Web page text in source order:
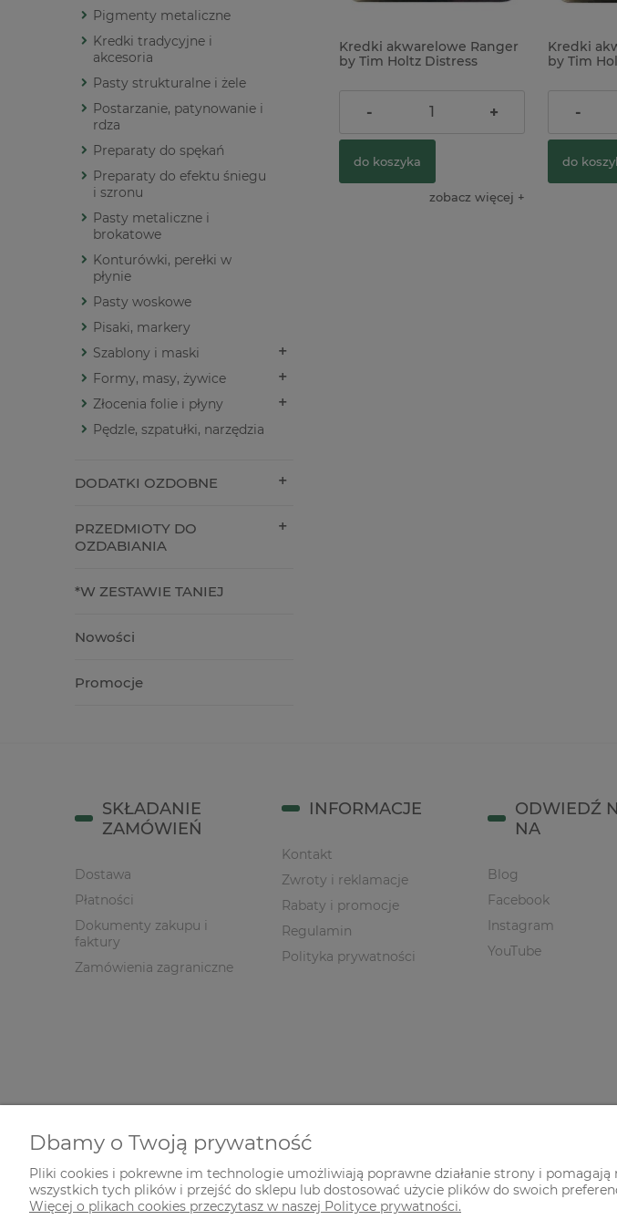
Pigmenty metaliczne
Kredki tradycyjne i
akcesoria
Pasty strukturalne i żele
Postarzanie, patynowanie i
rdza
Preparaty do spękań
Preparaty do efektu śniegu
i szronu
Pasty metaliczne i
brokatowe
Konturówki, perełki w
płynie
Pasty woskowe
Pisaki, markery
Szablony i maski
Formy, masy, żywice
Złocenia folie i płyny
Pędzle, szpatułki, narzędzia
DODATKI OZDOBNE
PRZEDMIOTY DO
OZDABIANIA
*W ZESTAWIE TANIEJ
Nowości
Promocje
Kredki akwarelowe Ranger
by Tim Holtz Distress
109,00 zł
- +
do koszyka
zobacz więcej
Kredki
by Tim
109,00 zł
-
do
SKŁADANIE
ZAMÓWIEŃ
Dostawa
Płatności
Dokumenty zakupu i
faktury
Zamówienia zagraniczne
INFORMACJE
Kontakt
Zwroty i reklamacje
Rabaty i promocje
Regulamin
Polityka prywatności
ODWIEDŹ
NA
Blog
Facebook
Instagram
YouTube
© 2026 zielonekoty.pl. Wszelkie prawa zastrzeżone.
Dbamy o Twoją prywatność
Pliki cookies i pokrewne im technologie umożliwiają poprawne działanie strony i
wszystkich tych plików i przejść do sklepu lub dostosować użycie plików do swoich
Więcej o plikach cookies przeczytasz w naszej Polityce prywatności.